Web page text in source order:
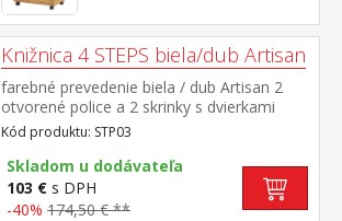
Knižnica 4 STEPS biela/dub Artisan
farebné prevedenie biela / dub Artisan 2
otvorené police a 2 skrinky s dvierkami
maximálne nosnosti sú uvedené v návode
na montáž súčasť zostavy STEPS
Kód produktu: STP03
Skladom u dodávateľa
103 € s DPH
-40% 174,50 € **